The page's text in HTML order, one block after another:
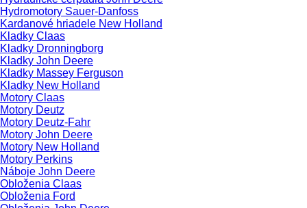
Hydromotory Sauer-Danfoss
Kardanové hriadele New Holland
Kladky Claas
Kladky Dronningborg
Kladky John Deere
Kladky Massey Ferguson
Kladky New Holland
Motory Claas
Motory Deutz
Motory Deutz-Fahr
Motory John Deere
Motory New Holland
Motory Perkins
Náboje John Deere
Obloženia Claas
Obloženia Ford